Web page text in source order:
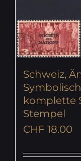
Schweiz,
komplette
Stempel
CHF 18.00